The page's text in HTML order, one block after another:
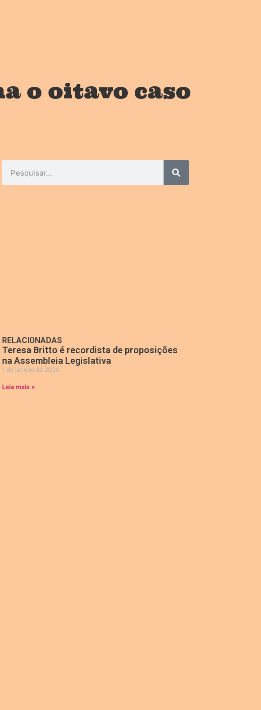
o oitavo caso
RELACIONADAS
Teresa Britto é recordista de proposições
na Assembleia Legislativa
1 de janeiro de 2020
Leia mais »